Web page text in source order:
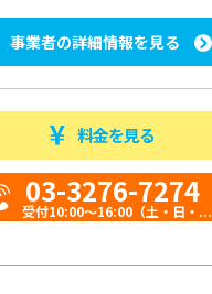
事業者の詳細情報を見る
料金を見る
03-3276-7274
受付10:00〜16:00（土・日・...